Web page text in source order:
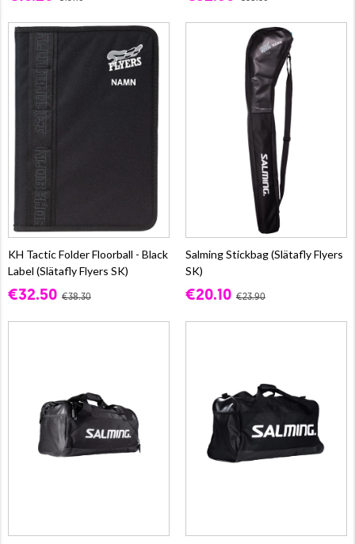
KH Tactic Folder Floorball - Black
Label (Slätafly Flyers SK)
€32.50 €38.30
Salming Stickbag (Slätafly Flyers
SK)
€20.10 €23.90